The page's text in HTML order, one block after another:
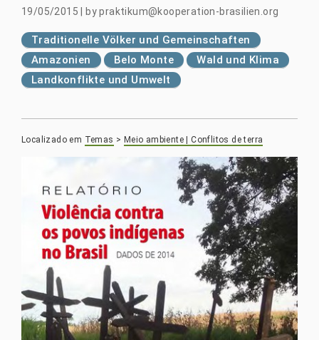
19/05/2015 bypraktikum@kooperation-brasilien.org
Traditionelle Völker und Gemeinschaften
Amazonien
Belo Monte
Wald und Klima
Landkonflikte und Umwelt
Localizado em Temas > Meio ambiente | Conflitos de terra